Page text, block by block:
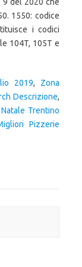
2019, Zona
Descrizione,
Trentino
Pizzerie